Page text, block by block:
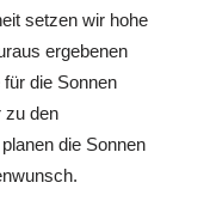
setzen wir hohe
ergebenen
die Sonnen
zu den
die Sonnen